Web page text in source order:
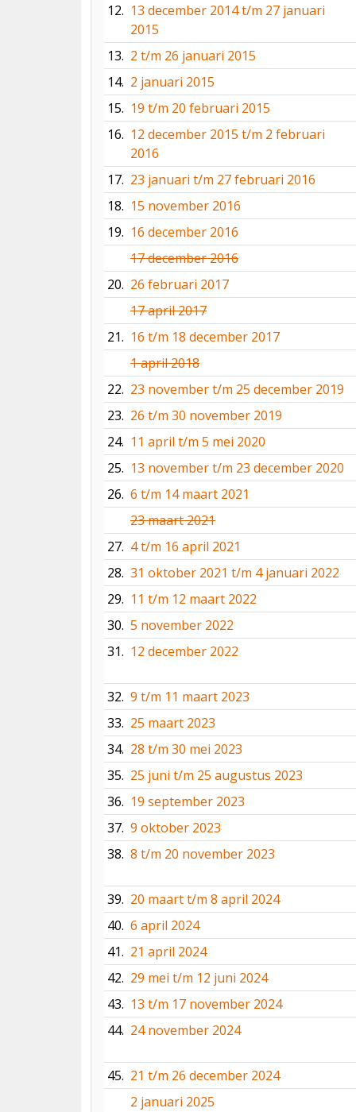
12. 13 december 2014 t/m 27 januari
2015
13. 2 t/m 26 januari 2015
14. 2 januari 2015
15. 19 t/m 20 februari 2015
16. 12 december 2015 t/m 2 februari
2016
17. 23 januari t/m 27 februari 2016
18. 15 november 2016
19. 16 december 2016
17 december 2016
20. 26 februari 2017
17 april 2017
21. 16 t/m 18 december 2017
1 april 2018
22. 23 november t/m 25 december 2019
23. 26 t/m 30 november 2019
24. 11 april t/m 5 mei 2020
25. 13 november t/m 23 december 2020
26. 6 t/m 14 maart 2021
23 maart 2021
27. 4 t/m 16 april 2021
28. 31 oktober 2021 t/m 4 januari 2022
29. 11 t/m 12 maart 2022
30. 5 november 2022
31. 12 december 2022
32. 9 t/m 11 maart 2023
33. 25 maart 2023
34. 28 t/m 30 mei 2023
35. 25 juni t/m 25 augustus 2023
36. 19 september 2023
37. 9 oktober 2023
38. 8 t/m 20 november 2023
39. 20 maart t/m 8 april 2024
40. 6 april 2024
41. 21 april 2024
42. 29 mei t/m 12 juni 2024
43. 13 t/m 17 november 2024
44. 24 november 2024
45. 21 t/m 26 december 2024
2 januari 2025